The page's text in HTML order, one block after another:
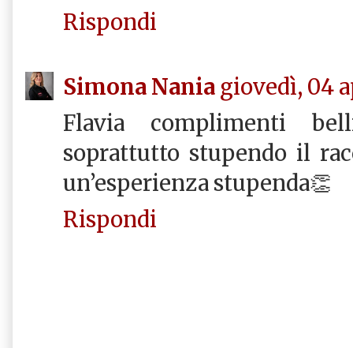
Rispondi
Simona Nania giovedì, 04
Flavia complimenti
soprattutto stupendo il
un’esperienza stupenda👏
Rispondi